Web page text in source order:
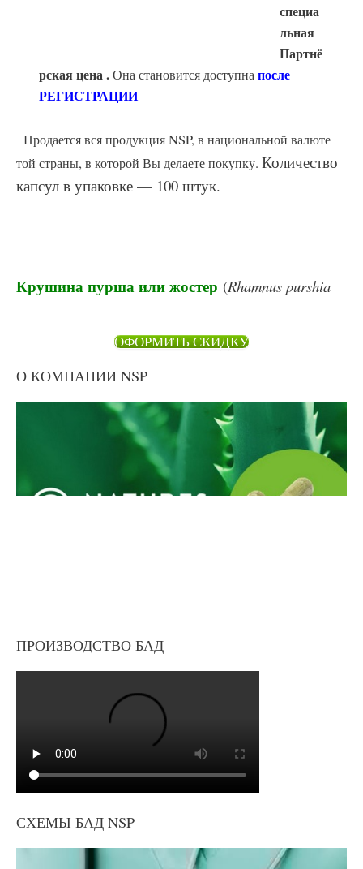
ОФОРМИТЬ СКИДКУ
О КОМПАНИИ NSP
ПРОИЗВОДСТВО БАД
СХЕМЫ БАД NSP
специа
льная
Партнё
рскаяцена .Она становится доступнапосле
РЕГИСТРАЦИИ
Продается вся продукция NSP, в национальной валюте
той страны, в которой Вы делаете покупку. Количество
капсул в упаковке — 100 штук.
Крушина пурша или жостер (Rhamnus purshia